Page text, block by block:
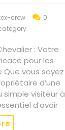
crew
0
: Votre
pour les
Que vous soyez
d’une
simple visiteur à
d’avoir